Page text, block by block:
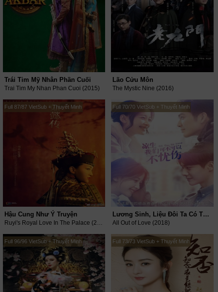
Trái Tim Mỹ Nhân Phần Cuối
Trai Tim My Nhan Phan Cuoi (2015)
Lão Cửu Môn
The Mystic Nine (2016)
Full 87/87 VietSub + Thuyết Minh
Hậu Cung Như Ý Truyện
Ruyi's Royal Love In The Palace (2017)
Full 70/70 VietSub + Thuyết Minh
Lương Sinh, Liệu Đôi Ta Có Thể Ngừng Đau Thương?
All Out of Love (2018)
Full 96/96 VietSub + Thuyết Minh Full 73/73 VietSub + Thuyết Minh